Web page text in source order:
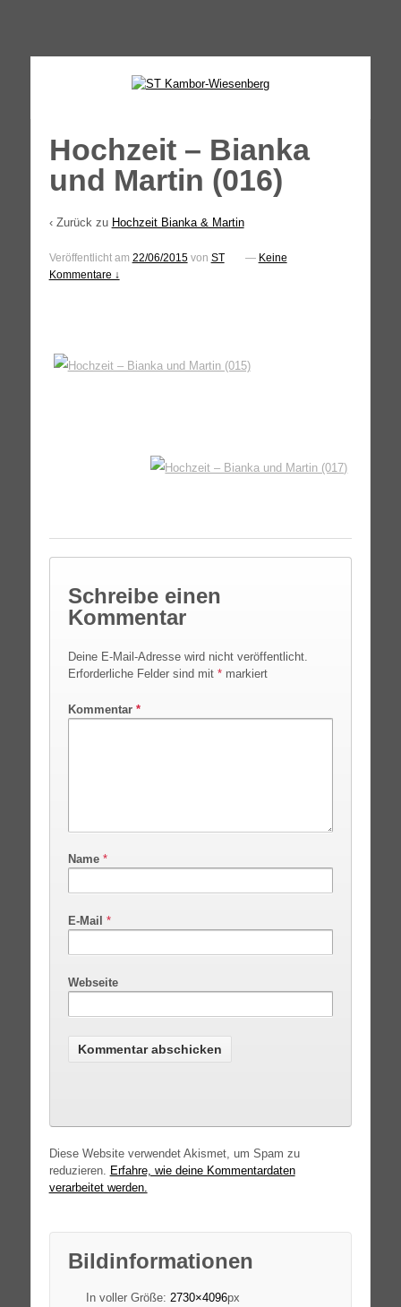
↓
Hochzeit – Bianka
und Martin (016)
‹ Zurück zu Hochzeit Bianka & Martin
Veröffentlicht am 22/06/2015von ST — Keine
Kommentare ↓
Schreibe einen
Kommentar
Deine E-Mail-Adresse wird nicht veröffentlicht.
Erforderliche Felder sind mit *markiert
Kommentar *
Name *
E-Mail *
Webseite
Diese Website verwendet Akismet, um Spam zu
reduzieren. Erfahre, wie deine Kommentardaten
verarbeitet werden.
Bildinformationen
In voller Größe: 2730×4096px